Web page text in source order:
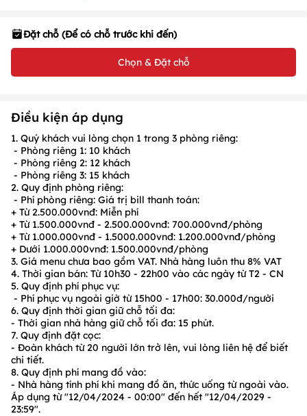
Đặt chỗ (Để có chỗ trước khi đến)
Chọn & Đặt chỗ
Điều kiện áp dụng
1. Quý khách vui lòng chọn 1 trong 3 phòng riêng:
- Phòng riêng 1: 10 khách
- Phòng riêng 2: 12 khách
- Phòng riêng 3: 15 khách
2. Quy định phòng riêng:
- Phí phòng riêng: Giá trị bill thanh toán:
+ Từ2.500.000vnđ: Miễn phí
+ Từ 1.500.000vnđ - 2.500.000vnđ: 700.000vnđ/phòng
+ Từ 1.000.000vnđ - 1.5000.000vnđ: 1.200.000vnđ/phòng
+ Dưới 1.000.000vnđ: 1.500.000vnđ/phòng
3. Giá menu chưa bao gồm VAT. Nhà hàng luôn thu 8% VAT
4. Thời gian bán: Từ 10h30 - 22h00 vào các ngày từT2 - CN
5. Quy định phí phục vụ:
- Phí phục vụ ngoài giờ từ 15h00 - 17h00: 30.000đ/người
6. Quy định thời gian giữ chỗ tối đa:
- Thời gian nhà hàng giữ chỗ tối đa: 15 phút.
7. Quy định đặt cọc:
- Đoàn khách từ 20 người lớn trở lên, vui lòng liên hệ để biết
chi tiết.
8. Quy định phí mang đồ vào:
- Nhà hàng tính phí khi mang đồ ăn, thức uống từ ngoài vào.
Áp dụng từ "12/04/2024 - 00:00" đến hết "12/04/2029 -
23:59".